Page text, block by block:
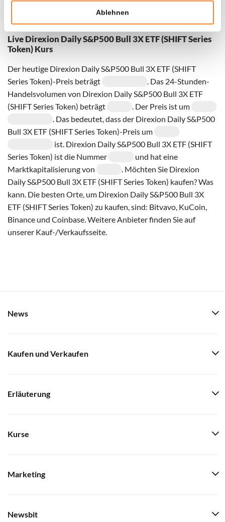
Ablehnen
Live Direxion Daily S&P500 Bull 3X ETF (SHIFT Series
Token) Kurs
Der heutige Direxion Daily S&P500 Bull 3X ETF (SHIFT
Series Token)-Preis beträgt
. Das 24-Stunden-
Handelsvolumen von Direxion Daily S&P500 Bull 3X ETF
(SHIFT Series Token) beträgt
. Der Preis ist um
. Das bedeutet, dass der Direxion Daily S&P500
Bull 3X ETF (SHIFT Series Token)-Preis um
ist. Direxion Daily S&P500 Bull 3X ETF (SHIFT
Series Token) ist die Nummer
und hat eine
Marktkapitalisierung von
. Möchten Sie Direxion
Daily S&P500 Bull 3X ETF (SHIFT Series Token) kaufen? Was
kann. Die besten Orte, um Direxion Daily S&P500 Bull 3X
ETF (SHIFT Series Token) zu kaufen, sind: Bitvavo, KuCoin,
Binance und Coinbase. Weitere Anbieter finden Sie auf
unserer Kauf-/Verkaufsseite.
News
Kaufen und Verkaufen
Erläuterung
Kurse
Marketing
Newsbit